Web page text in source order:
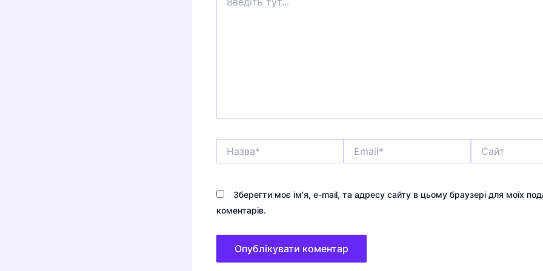
тут...
Зберегти моє ім'я, e-mail, та адресу сайту в цьому браузері для моїх
коментарів.